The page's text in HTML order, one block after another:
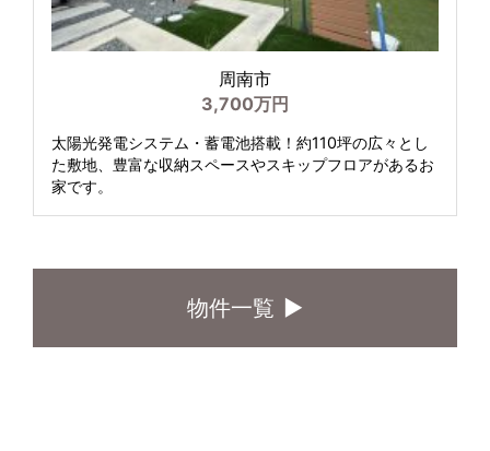
周南市
3,700万円
太陽光発電システム・蓄電池搭載！約110坪の広々とし
た敷地、豊富な収納スペースやスキップフロアがあるお
家です。
物件一覧